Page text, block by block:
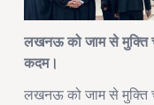
लखनऊ को जाम से मुक्ति
कदम।
लखनऊ को जाम से मुक्ति